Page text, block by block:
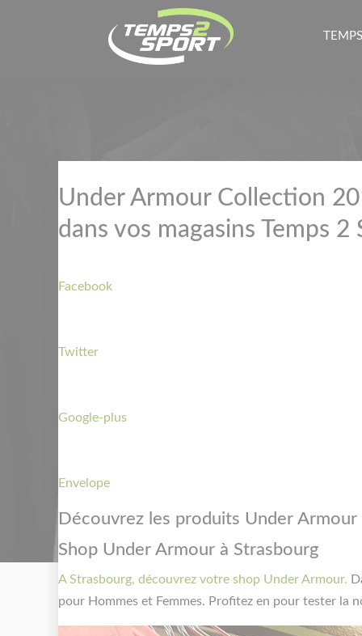
Under Armour Collection
dans vos magasins Temps 2
Facebook
Twitter
Google-plus
Envelope
Découvrez les produits Under Armour
Shop Under Armour à Strasbourg
A Strasbourg, découvrez votre shop Under Armour.
pour Hommes et Femmes. Profitez en pour tester la